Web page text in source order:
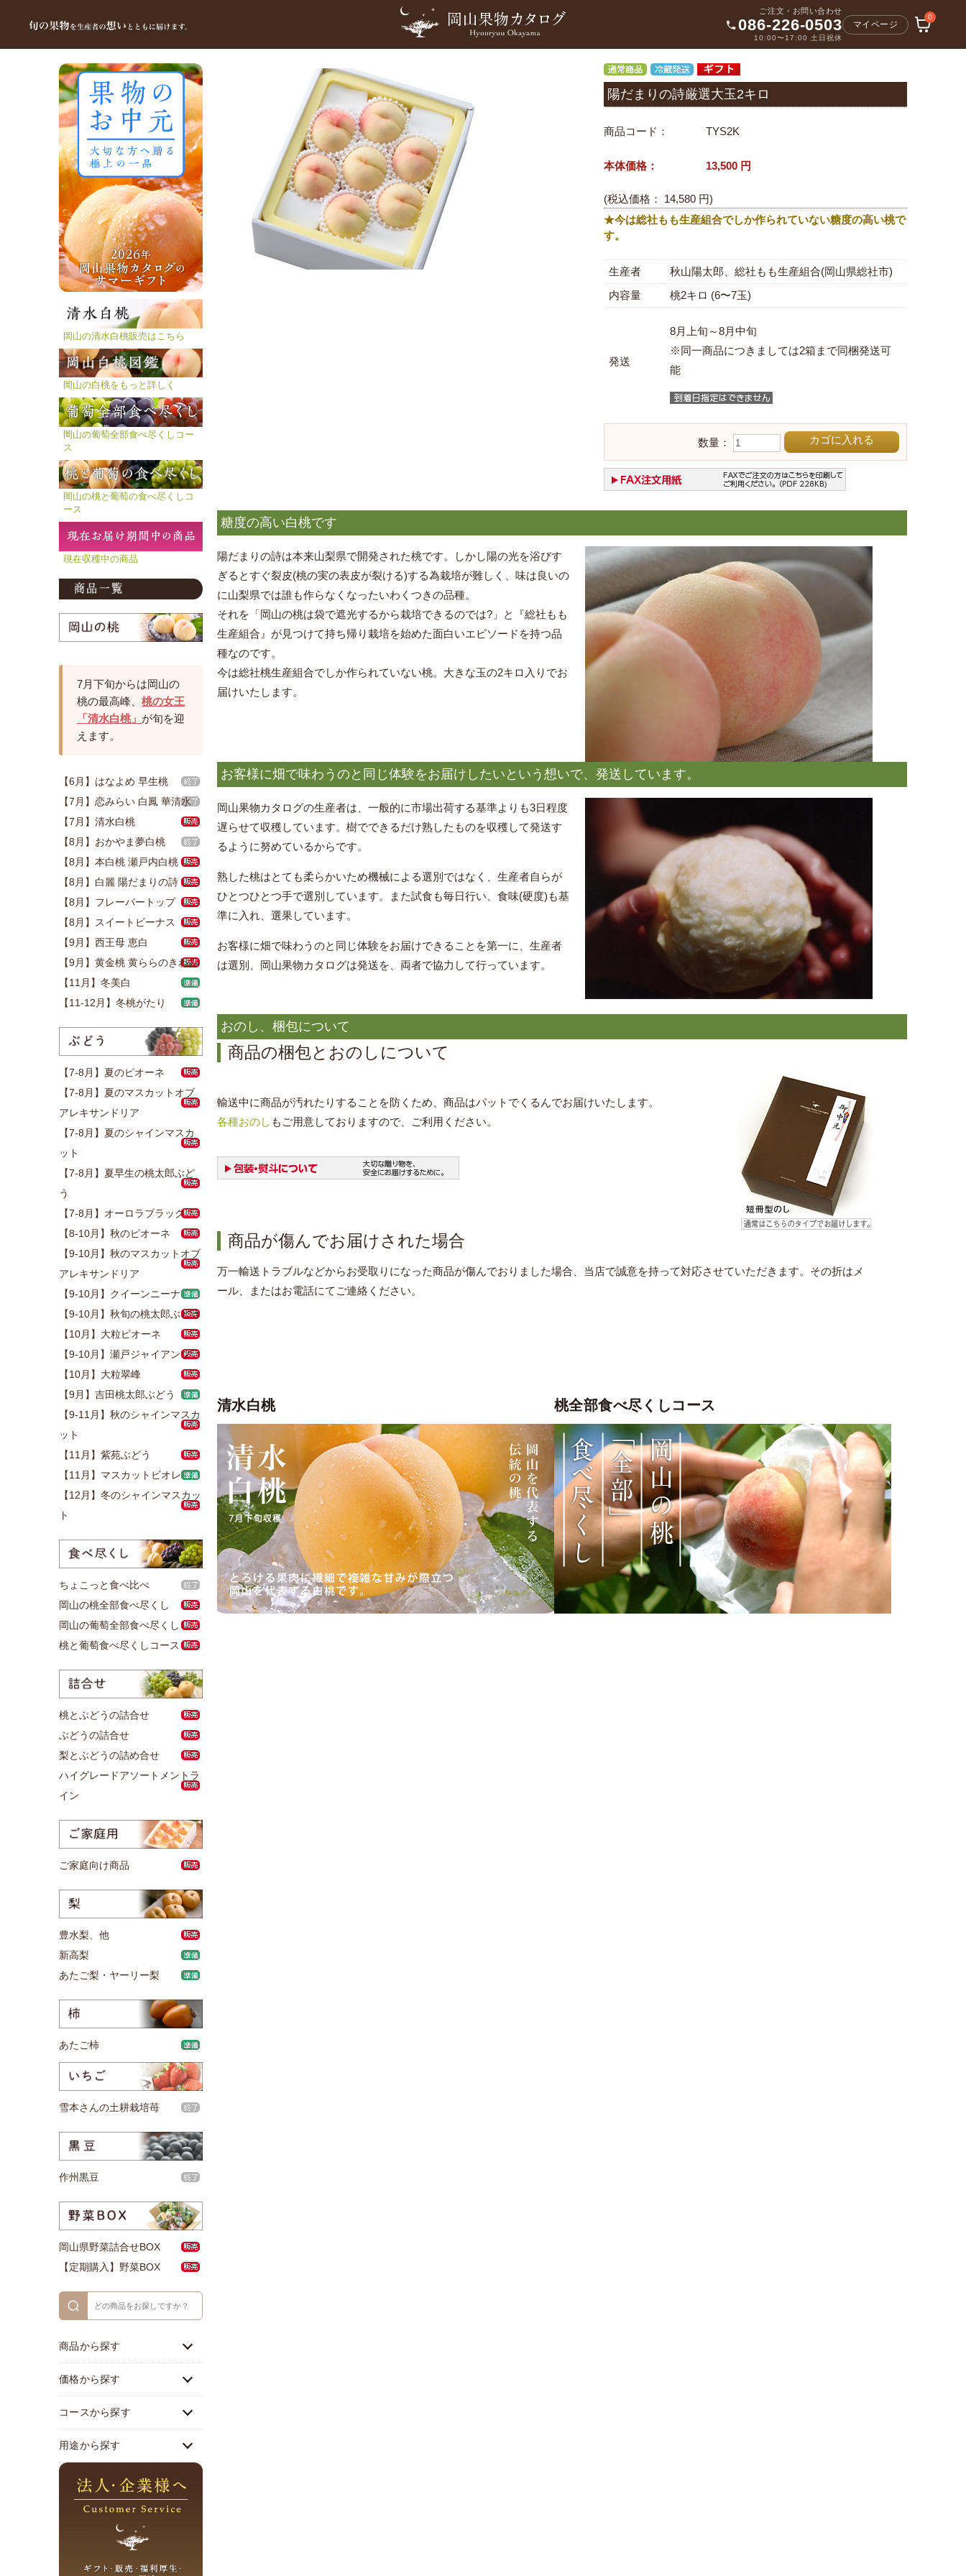
ご注文・お問い合わせ
086-226-0503
10:00〜17:00 土日祝休
マイページ
0
岡山の清水白桃販売はこちら
岡山の白桃をもっと詳しく
岡山の葡萄全部食べ尽くしコー
ス
岡山の桃と葡萄の食べ尽くしコ
ース
現在収穫中の商品
7月下旬からは岡山の
桃の最高峰、 桃の女王
「清水白桃」 が旬を迎
えます。
【6月】はなよめ 早生桃
【7月】恋みらい 白鳳 華清水
【7月】清水白桃
【8月】おかやま夢白桃
【8月】本白桃 瀬戸内白桃
【8月】白麗 陽だまりの詩
【8月】フレーバートップ
【8月】スイートビーナス
【9月】西王母 恵白
【9月】黄金桃 黄ららのきわみ
【11月】冬美白
【11-12月】冬桃がたり
【7-8月】夏のピオーネ
【7-8月】夏のマスカットオブ
アレキサンドリア
【7-8月】夏のシャインマスカ
ット
【7-8月】夏早生の桃太郎ぶど
う
【7-8月】オーロラブラック
【8-10月】秋のピオーネ
【9-10月】秋のマスカットオブ
アレキサンドリア
【9-10月】クイーンニーナ
【9-10月】秋旬の桃太郎ぶどう
【10月】大粒ピオーネ
【9-10月】瀬戸ジャイアンツ
【10月】大粒翠峰
【9月】吉田桃太郎ぶどう
【9-11月】秋のシャインマスカ
ット
【11月】紫苑ぶどう
【11月】マスカットビオレ
【12月】冬のシャインマスカッ
ト
ちょこっと食べ比べ
岡山の桃全部食べ尽くし
岡山の葡萄全部食べ尽くし
桃と葡萄食べ尽くしコース
桃とぶどうの詰合せ
ぶどうの詰合せ
梨とぶどうの詰め合せ
ハイグレードアソートメントラ
イン
ご家庭向け商品
豊水梨、他
新高梨
あたご梨・ヤーリー梨
あたご柿
雪本さんの土耕栽培苺
作州黒豆
岡山県野菜詰合せBOX
【定期購入】野菜BOX
商品から探す
価格から探す
コースから探す
用途から探す
陽だまりの詩厳選大玉2キロ
商品コード： TYS2K
本体価格： 13,500 円
(税込価格： 14,580円)
★今は総社もも生産組合でしか作られていない糖度の高い桃で
す。
生産者
秋山陽太郎、総社もも生産組合(岡山県総社市)
内容量
桃2キロ (6〜7玉)
発送
8月上旬～8月中旬
※同一商品につきましては2箱まで同梱発送可
能
数量： カゴに入れる
糖度の高い白桃です
陽だまりの詩は本来山梨県で開発された桃です。しかし陽の光を浴びす
ぎるとすぐ裂皮(桃の実の表皮が裂ける)する為栽培が難しく、味は良いの
に山梨県では誰も作らなくなったいわくつきの品種。
それを「岡山の桃は袋で遮光するから栽培できるのでは?」と『総社もも
生産組合』が見つけて持ち帰り栽培を始めた面白いエピソードを持つ品
種なのです。
今は総社桃生産組合でしか作られていない桃。大きな玉の2キロ入りでお
届けいたします。
お客様に畑で味わうのと同じ体験をお届けしたいという想いで、発送しています。
岡山果物カタログの生産者は、一般的に市場出荷する基準よりも3日程度
遅らせて収穫しています。樹でできるだけ熟したものを収穫して発送す
るように努めているからです。
熟した桃はとても柔らかいため機械による選別ではなく、生産者自らが
ひとつひとつ手で選別しています。また試食も毎日行い、食味(硬度)も基
準に入れ、選果しています。
お客様に畑で味わうのと同じ体験をお届けできることを第一に、生産者
は選別、岡山果物カタログは発送を、両者で協力して行っています。
おのし、梱包について
商品の梱包とおのしについて
輸送中に商品が汚れたりすることを防くため、商品はパットでくるんでお届けいたします。
各種おのし もご用意しておりますので、ご利用ください。
商品が傷んでお届けされた場合
万一輸送トラブルなどからお受取りになった商品が傷んでおりました場合、当店で誠意を持って対応させていただきます。その折はメ
ール、またはお電話にてご連絡ください。
清水白桃 桃全部食べ尽くしコース